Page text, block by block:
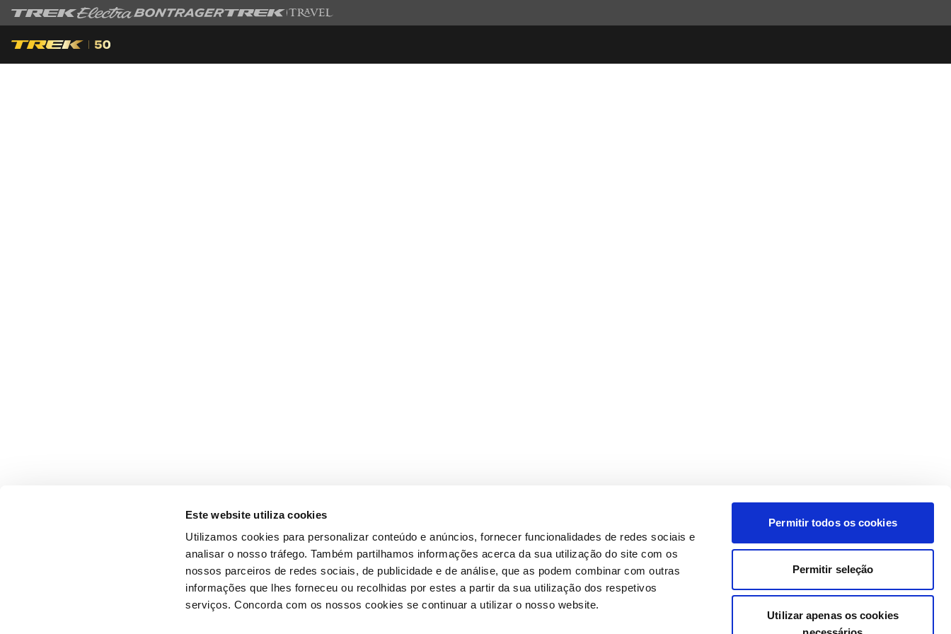
Este website utiliza cookies
Utilizamos cookies para personalizar conteúdo e anúncios, fornecer funcionalidades de redes sociais e
analisar o nosso tráfego. Também partilhamos informações acerca da sua utilização do site com os
nossos parceiros de redes sociais, de publicidade e de análise, que as podem combinar com outras
informações que lhes forneceu ou recolhidas por estes a partir da sua utilização dos respetivos
serviços. Concorda com os nossos cookies se continuar a utilizar o nosso website.
Permitir todos os cookies
Permitir seleção
Utilizar apenas os cookies